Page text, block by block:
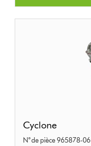
Cyclone
N° de pièce 965878-06